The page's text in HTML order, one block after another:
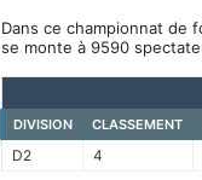
Dans ce championnat de
se monte à 9590
DIVISION
CLASSEMENT
D2 4